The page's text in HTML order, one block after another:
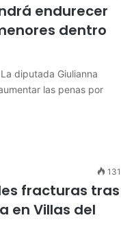
endurecer
dentro
diputada Giulianna
las penas por
131
fracturas tras
en Villas del